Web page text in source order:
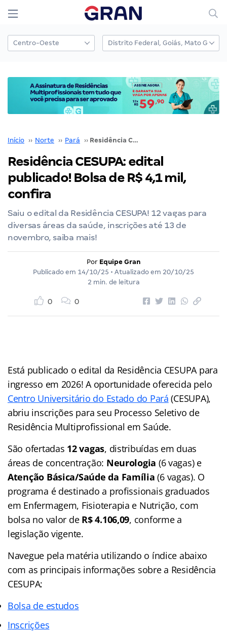
Início ›› Norte ›› Pará ›› Residência CESUPA: edital publicado! Bolsa de R$ 4,1 mil, confira
Residência CESUPA: edital
publicado! Bolsa de R$ 4,1 mil,
confira
Saiu o edital da Residência CESUPA! 12 vagas para
diversas áreas da saúde, inscrições até 13 de
novembro, saiba mais!
Por Equipe Gran
Publicado em 14/10/25 • Atualizado em 20/10/25
2 min. de leitura
0 0
Está publicado o edital da Residência CESUPA para
ingresso em 2026! A oportunidade oferecida pelo
Centro Universitário do Estado do Pará (CESUPA),
abriu inscrições para seu Processo Seletivo de
Residência Multiprofissional em Saúde.
São ofertadas 12 vagas, distribuídas em duas
áreas de concentração: Neurologia (6 vagas) e
Atenção Básica/Saúde da Família (6 vagas). O
programa é destinado a profissionais graduados
em Enfermagem, Fisioterapia e Nutrição, com
bolsa no valor de R$ 4.106,09, conforme a
legislação vigente.
Navegue pela matéria utilizando o índice abaixo
com as principais informações sobre a Residência
CESUPA:
Bolsa de estudos
Inscrições